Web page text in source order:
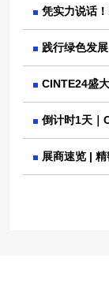
凭实力说话
践行绿色发
CINTE24盛
倒计时1天｜
展商速览 |